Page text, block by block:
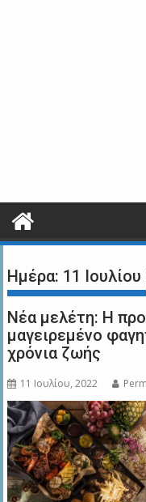
Ημέρα: 11
Νέα μελέτη: Η
μαγειρεμένο
χρόνια ζωής
11 Ιουλίου, 2022